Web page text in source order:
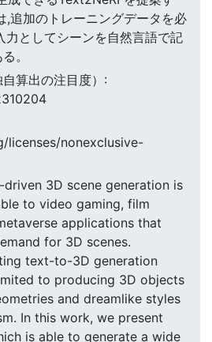
,追加のトレーニングデータを必
力としてシーンを自然言語で記
。
算出の注目度）:
licenses/nonexclusive-
3D scene generation is
to video gaming, film
applications that
for 3D scenes.
text-to-3D generation
to producing 3D objects
and dreamlike styles
In this work, we present
is able to generate a wide